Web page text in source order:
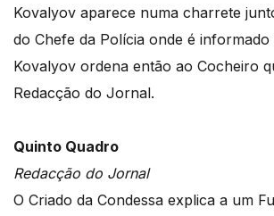
Kovalyov aparece numa charrete
do Chefe da Polícia onde é informado
Kovalyov ordena então ao Cocheiro
Redacção do Jornal.
Quinto Quadro
Redacção do Jornal
O Criado da Condessa explica a um